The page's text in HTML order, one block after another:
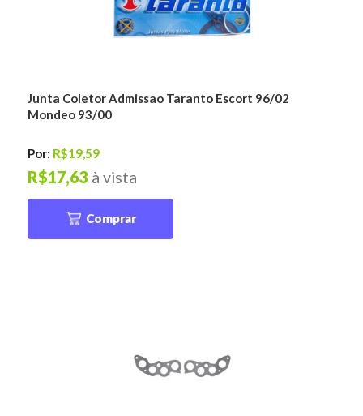
Junta Coletor Admissao Taranto Escort 96/02
Mondeo 93/00
Por: R$19,59
à vista
R$17,63
Comprar